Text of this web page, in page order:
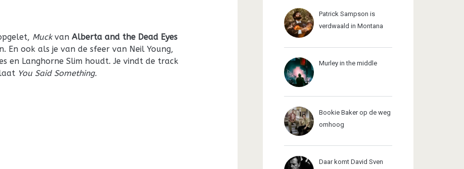
MuckvanAlberta and the Dead Eyes
En ook als je van de sfeer van Neil Young,
en Langhorne Slim houdt. Je vindt de track
You Said Something.
Patrick Sampson is
verdwaald in Montana
Murley in the middle
Bookie Baker op de weg
omhoog
Daar komt David Sven